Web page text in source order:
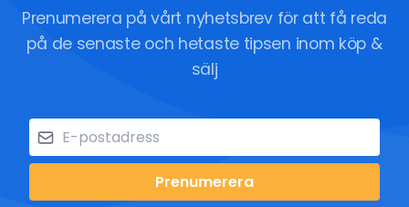
Prenumerera på vårt nyhetsbrev för att få reda
på de senaste och hetaste tipsen inom köp &
sälj
Prenumerera